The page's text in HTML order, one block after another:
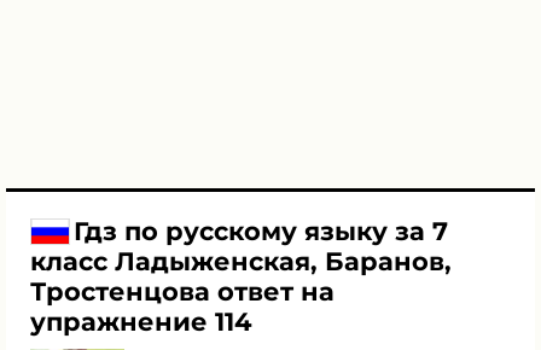
Гдз по русскому языку за 7
класс Ладыженская, Баранов,
Тростенцова ответ на
упражнение 114